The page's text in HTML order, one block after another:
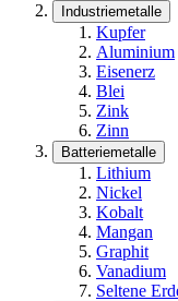
Industriemetalle
Kupfer
Aluminium
Eisenerz
Blei
Zink
Zinn
Batteriemetalle
Lithium
Nickel
Kobalt
Mangan
Graphit
Vanadium
Seltene